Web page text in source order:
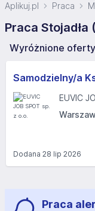
Aplikuj.pl Praca
Praca
Wyróżnione
Samodzielny/a
EUVIC
Dodana 28 lip 2026
Praca